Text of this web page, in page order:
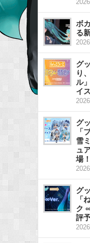
ボ
る
グ
り
ル
イ
グ
「
雪
ュ
場
グ
「
ク
評